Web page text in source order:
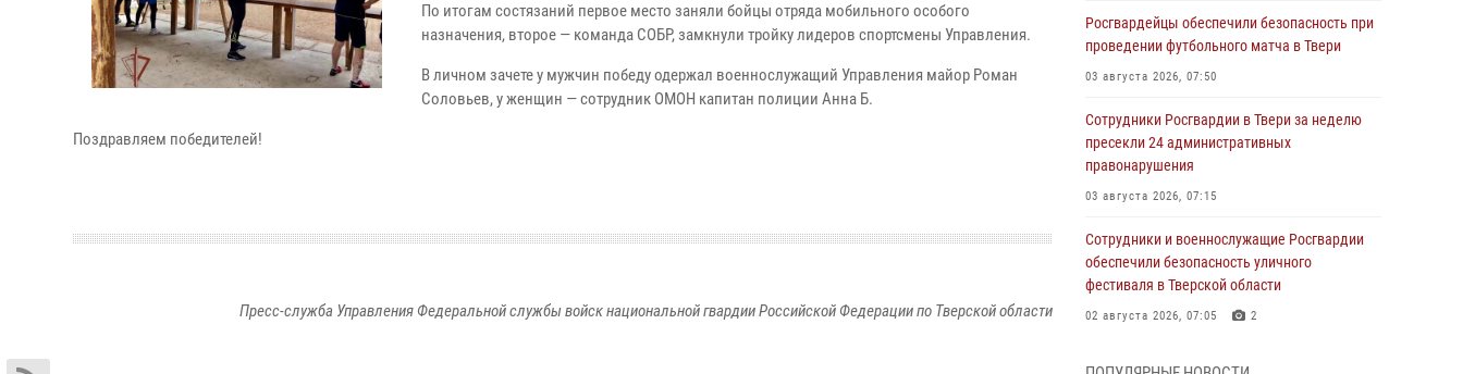
По итогам состязаний первое место заняли бойцы отряда мобильного особого
назначения, второе — команда СОБР, замкнули тройку лидеров спортсмены Управления.
В личном зачете у мужчин победу одержал военнослужащий Управления майор Роман
Соловьев, у женщин — сотрудник ОМОН капитан полиции Анна Б.
Поздравляем победителей!
Пресс-служба Управления Федеральной службы войск национальной гвардии Российской Федерации по Тверской области
Росгвардейцы обеспечили безопасность при
проведении футбольного матча в Твери
03 августа 2026, 07:50
Сотрудники Росгвардии в Твери за неделю
пресекли 24 административных
правонарушения
03 августа 2026, 07:15
Сотрудники и военнослужащие Росгвардии
обеспечили безопасность уличного
фестиваля в Тверской области
02 августа 2026, 07:05 2